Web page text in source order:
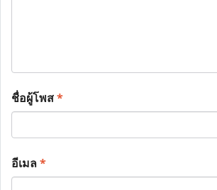
ชื่อผู้โพส*
อีเมล*